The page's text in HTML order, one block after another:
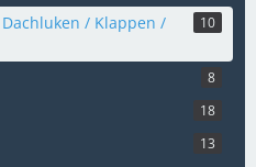
/ Klappen /
10
8
18
13